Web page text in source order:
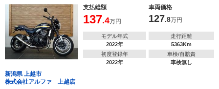
支払総額 車両価格
137.4万円 127.8万円
モデル年式
2022年
走行距離
5363Km
初度登録年
2022年
車検/自賠責
車検無し
新潟県 上越市
株式会社アルファ 上越店